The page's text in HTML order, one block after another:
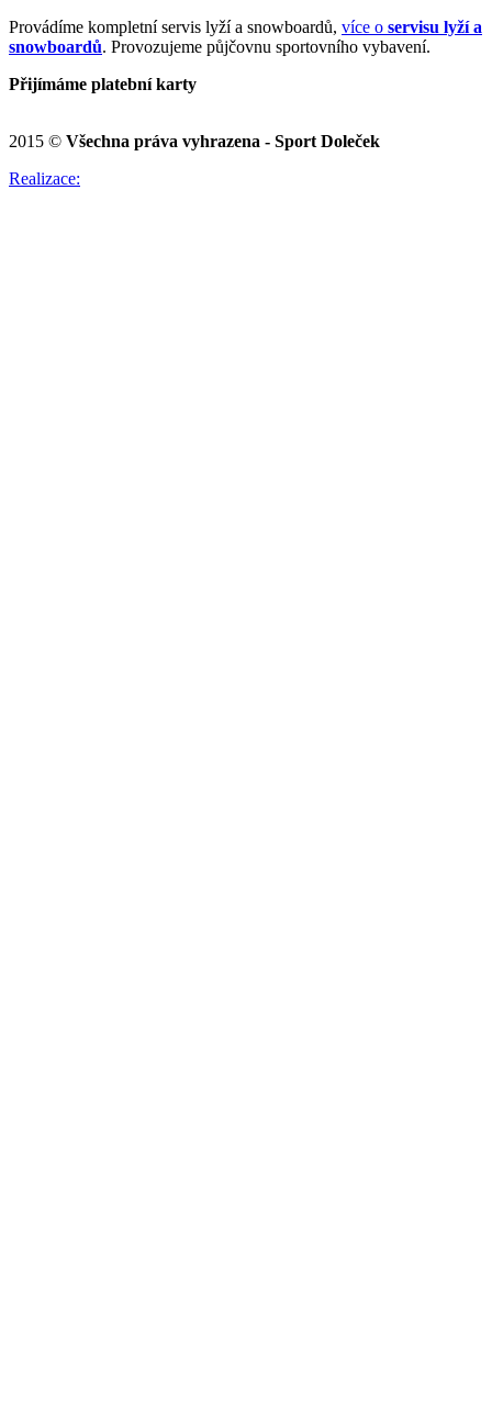
Provádíme kompletní servis lyží a snowboardů, více o servisu lyží a
snowboardů. Provozujeme půjčovnu sportovního vybavení.
Přijímáme platební karty
2015 © Všechna práva vyhrazena - Sport Doleček
Realizace: